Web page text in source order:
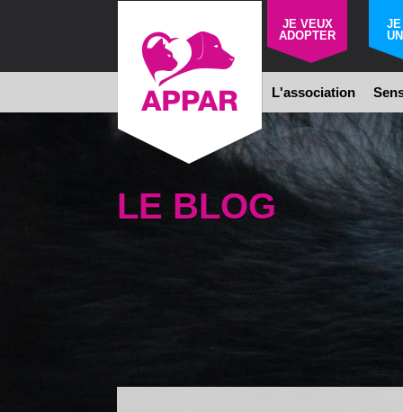
JE VEUX
ADOPTER
JE
L'association
LE BLOG